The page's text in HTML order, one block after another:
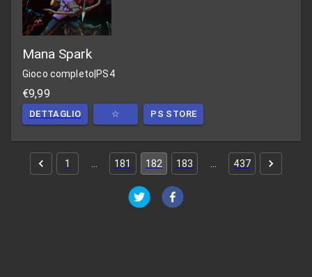
Mana Spark
Gioco completo PS4
€9,99
DETTAGLIO ☆ PS STORE
1 181 182 183 437